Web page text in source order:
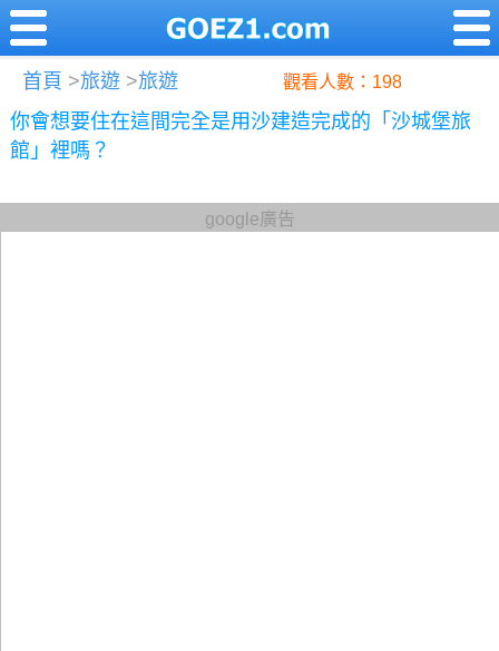
首頁 >旅遊 >旅遊 觀看人數：198
你會想要住在這間完全是用沙建造完成的「沙城堡旅
館」裡嗎？
google廣告